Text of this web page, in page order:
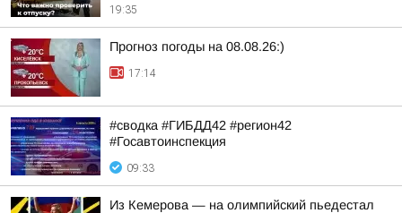
19:35
Прогноз погоды на 08.08.26:)
17:14
#сводка #ГИБДД42 #регион42
#Госавтоинспекция
09:33
Из Кемерова — на олимпийский пьедестал